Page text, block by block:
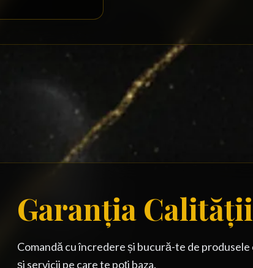
Garanția Calității
Comandă cu încredere și bucură-te de
și servicii pe care te poți baza.